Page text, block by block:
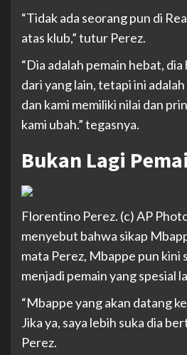
“Tidak ada seorang pun di
atas klub,” tutur Perez.
“Dia adalah pemain hebat,
dari yang lain, tetapi ini
dan kami memiliki nilai dan
kami ubah.” tegasnya.
Bukan Lagi
Florentino Perez. (c) AP
menyebut bahwa sikap
mata Perez, Mbappe pun kini
menjadi pemain yang spesial
“Mbappe yang akan datang
Jika ya, saya lebih suka dia
Perez.